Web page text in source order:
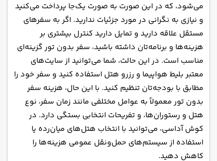
می‌شود، که در این صورت به صورت یک‌جا پرداخت می‌کنید
و نیازی به نگرانی در مورد جزئیات ندارید. اگر به سفرهای
مستقل علاقه دارید و تمایل دارید کنترل بیشتری بر
هزینه‌ها و برنامه‌تان داشته باشید، سفر بدون تور گزینه‌ای
مناسب است. در این حالت، شما می‌توانید از سایت‌های
معتبر بلیط هواپیما و رزرو هتل استفاده کنید و سفر خود را
مطابق با بودجه‌تان تنظیم کنید. با این حال، هزینه سفر
بدون تور معمولاً به عوامل مختلفی مانند زمان سفر، نوع
هتل و رستوران‌ها، و تفریحات انتخابی بستگی دارد. در
کوش آداسی، می‌توانید با انتخاب هتل‌های میان‌رده یا
استفاده از سیستم‌های حمل‌ونقل عمومی هزینه‌ها را
کاهش دهید.